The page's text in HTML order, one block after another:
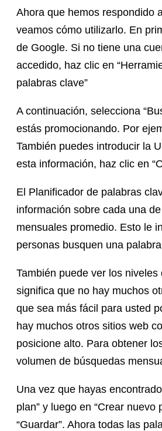
Ahora que hemos respondido
veamos cómo utilizarlo. En
de Google. Si no tiene una
accedido, haz clic en
palabras clave”
A continuación, selecciona
estás promocionando. Por
También puedes introducir la
esta información, haz clic en
El Planificador de palabras
información sobre cada una
mensuales promedio. Esto le
personas busquen una
También puede ver los
significa que no hay muchos
que sea más fácil para usted
hay muchos otros sitios web
posicione alto. Para obtener
volumen de búsquedas
Una vez que hayas
plan” y luego en “Crear
“Guardar”. Ahora todas las